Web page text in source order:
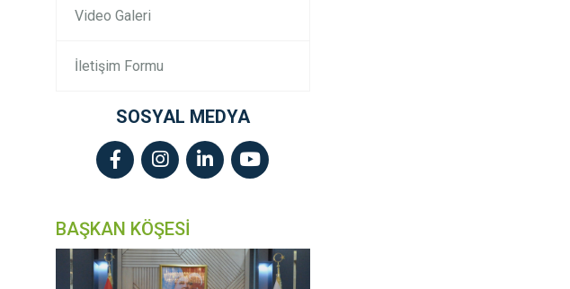
Video Galeri
İletişim Formu
SOSYAL MEDYA
BAŞKAN KÖŞESİ